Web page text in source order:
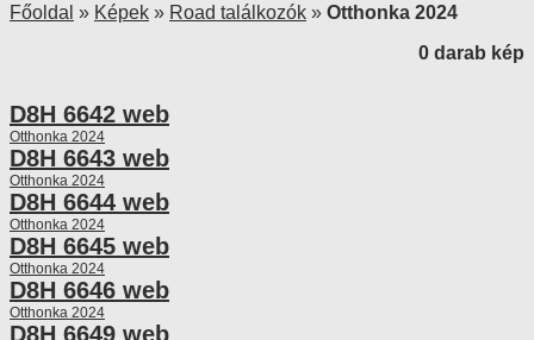
Főoldal » Képek » Road találkozók » Otthonka 2024
0 darab kép
D8H 6642 web
Otthonka 2024
D8H 6643 web
Otthonka 2024
D8H 6644 web
Otthonka 2024
D8H 6645 web
Otthonka 2024
D8H 6646 web
Otthonka 2024
D8H 6649 web